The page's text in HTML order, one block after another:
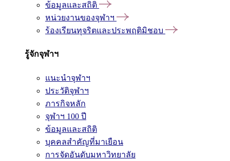
ข้อมูลและสถิติ
หน่วยงานของจุฬาฯ
ร้องเรียนทุจริตและประพฤติมิชอบ
รู้จักจุฬาฯ
แนะนำจุฬาฯ
ประวัติจุฬาฯ
ภารกิจหลัก
จุฬาฯ 100 ปี
ข้อมูลและสถิติ
บุคคลสำคัญที่มาเยือน
การจัดอันดับมหาวิทยาลัย